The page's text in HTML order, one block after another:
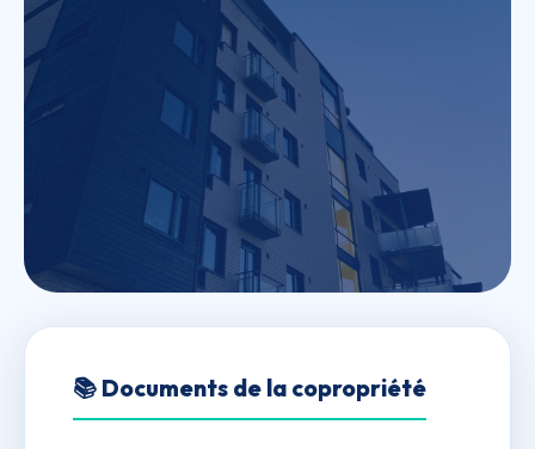
Lotissement Bonnant
📚 Documents de la copropriété